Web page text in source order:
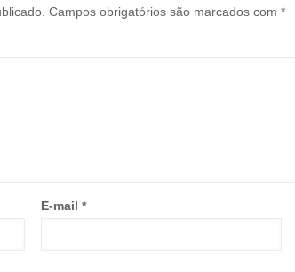
Campos obrigatórios são marcados com *
E-mail *